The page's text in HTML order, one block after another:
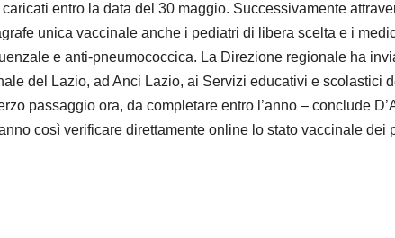
entro la data del 30 maggio. Successivamente
unica vaccinale anche i pediatri di libera scelta e i
e anti-pneumococcica. La Direzione regionale ha
del Lazio, ad Anci Lazio, ai Servizi educativi e scolastici
passaggio ora, da completare entro l’anno – conclude
così verificare direttamente online lo stato vaccinale dei